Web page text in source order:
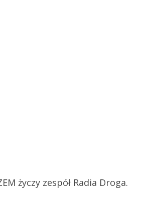
życzy zespół Radia Droga.